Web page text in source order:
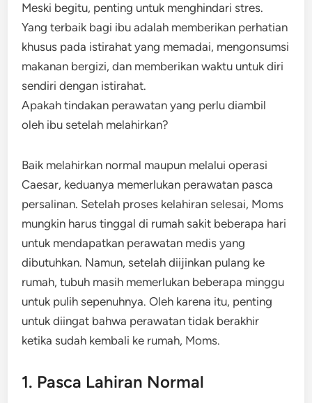
Meski begitu, penting untuk menghindari stres.
Yang terbaik bagi ibu adalah memberikan perhatian
khusus pada istirahat yang memadai, mengonsumsi
makanan bergizi, dan memberikan waktu untuk diri
sendiri dengan istirahat.
Apakah tindakan perawatan yang perlu diambil
oleh ibu setelah melahirkan?
Baik melahirkan normal maupun melalui operasi
Caesar, keduanya memerlukan perawatan pasca
persalinan. Setelah proses kelahiran selesai, Moms
mungkin harus tinggal di rumah sakit beberapa hari
untuk mendapatkan perawatan medis yang
dibutuhkan. Namun, setelah diijinkan pulang ke
rumah, tubuh masih memerlukan beberapa minggu
untuk pulih sepenuhnya. Oleh karena itu, penting
untuk diingat bahwa perawatan tidak berakhir
ketika sudah kembali ke rumah, Moms.
1. Pasca Lahiran Normal